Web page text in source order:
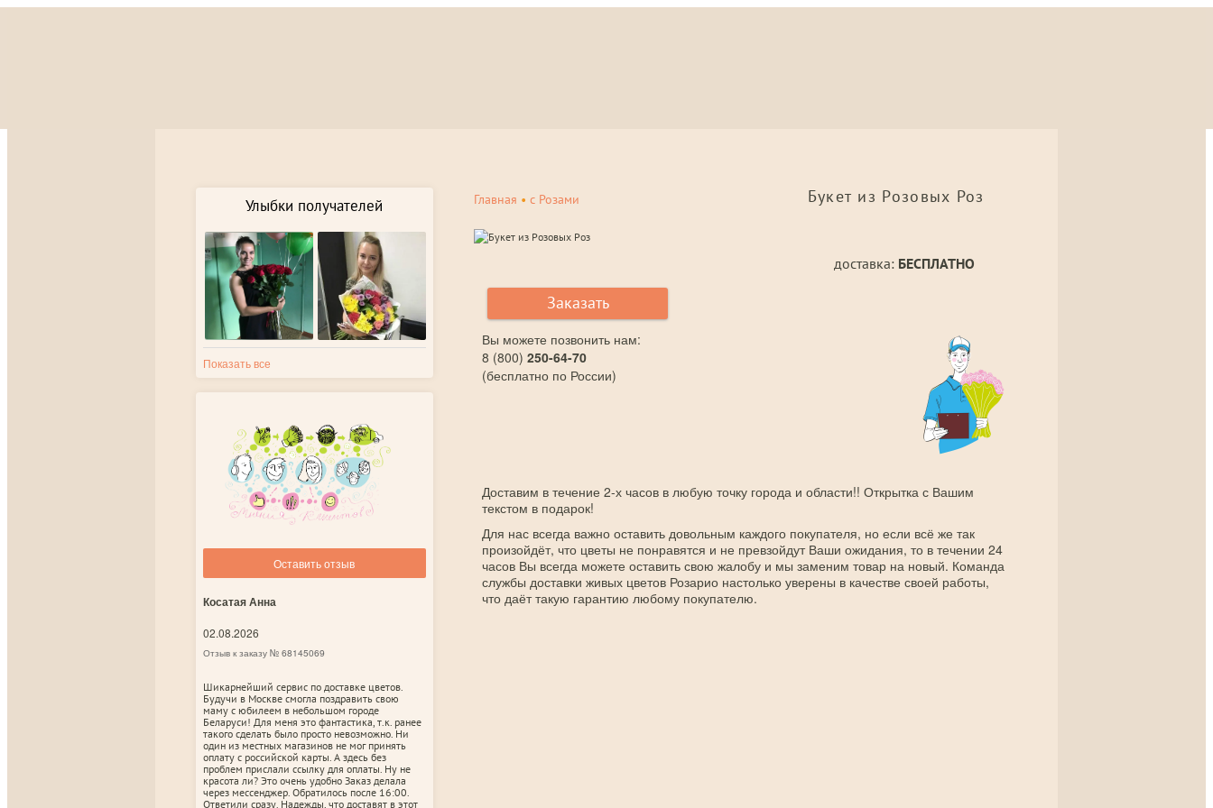
Улыбки получателей
Показать все
Оставить отзыв
Косатая Анна
02.08.2026
Отзыв к заказу № 68145069
Шикарнейший сервис по доставке цветов.
Будучи в Москве смогла поздравить свою
маму с юбилеем в небольшом городе
Беларуси! Для меня это фантастика, т.к. ранее
такого сделать было просто невозможно. Ни
один из местных магазинов не мог принять
оплату с российской карты. А здесь без
проблем прислали ссылку для оплаты. Ну не
красота ли? Это очень удобно Заказ делала
через мессенджер. Обратилось после 16:00.
Ответили сразу. Надежды, что доставят в этот
Главная •с Розами Букет из Розовых Роз
доставка: БЕСПЛАТНО
Заказать
Вы можете позвонить нам:
8 (800)250-64-70
(бесплатно по России)
Доставим в течение 2-х часов в любую точку города и области!! Открытка с Вашим
текстом в подарок!
Для нас всегда важно оставить довольным каждого покупателя, но если всё же так
произойдёт, что цветы не понравятся и не превзойдут Ваши ожидания, то в течении 24
часов Вы всегда можете оставить свою жалобу и мы заменим товар на новый. Команда
службы доставки живых цветов Розарио настолько уверены в качестве своей работы,
что даёт такую гарантию любому покупателю.